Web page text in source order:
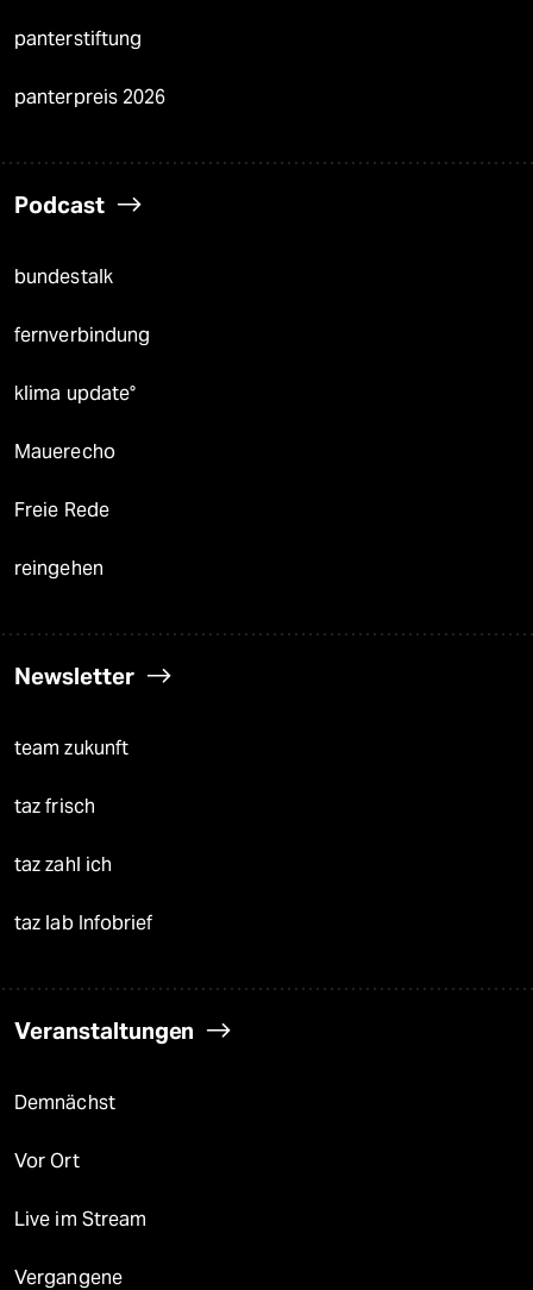
panterstiftung
panterpreis 2026
Podcast
bundestalk
fernverbindung
klima update°
Mauerecho
Freie Rede
reingehen
Newsletter
team zukunft
taz frisch
taz zahl ich
taz lab Infobrief
Veranstaltungen
Demnächst
Vor Ort
Live im Stream
Vergangene